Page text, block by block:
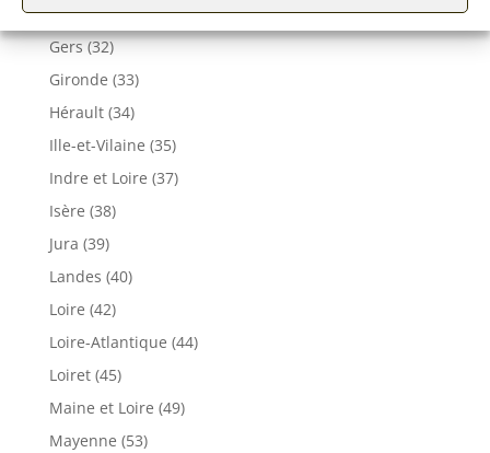
Haute-Garonne (31)
Gers (32)
Gironde (33)
Hérault (34)
Ille-et-Vilaine (35)
Indre et Loire (37)
Isère (38)
Jura (39)
Landes (40)
Loire (42)
Loire-Atlantique (44)
Loiret (45)
Maine et Loire (49)
Mayenne (53)